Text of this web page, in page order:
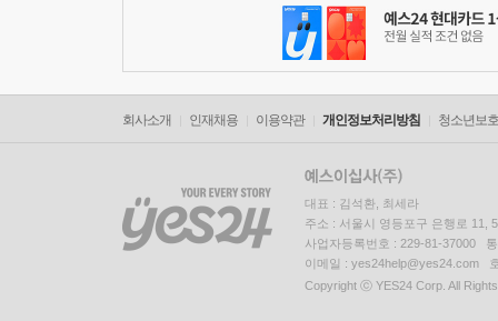
회사소개 인재채용 이용약관 개인정보처리방침 청소년보
대표 : 김석환, 최세라
주소 : 서울시 영등포구 은행로 11,
사업자등록번호 : 229-81-37000
이메일 : yes24help@yes24.com
Copyright ⓒ YES24 Corp. All